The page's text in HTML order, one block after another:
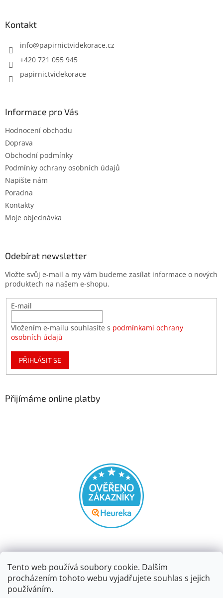
Tento web používá soubory cookie. Dalším
procházením tohoto webu vyjadřujete souhlas s jejich
používáním.
Kontakt
info@papirnictvidekorace.cz
+420 721 055 945
papirnictvidekorace
Informace pro Vás
Hodnocení obchodu
Doprava
Obchodní podmínky
Podmínky ochrany osobních údajů
Napište nám
Poradna
Kontakty
Moje objednávka
Odebírat newsletter
Vložte svůj e-mail a my vám budeme zasílat informace o nových
produktech na našem e-shopu.
E-mail
Vložením e-mailu souhlasíte s podmínkami ochrany
osobních údajů
PŘIHLÁSIT SE
Přijímáme online platby